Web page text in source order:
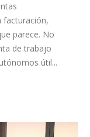
facturación,
parece. No
de trabajo
útil...